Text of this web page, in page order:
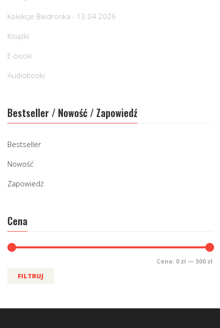
Kolekcje Biedronka - 13.04.2026
Książki
E-booki
Audiobooki
Bestseller / Nowość / Zapowiedź
Bestseller
Nowość
Zapowiedź
Cena
FILTRUJ
Cena: 0 zł — 500 zł